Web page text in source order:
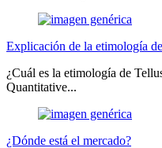
Explicación de la etimología
¿Cuál es la etimología de
Quantitative...
¿Dónde está el mercado?